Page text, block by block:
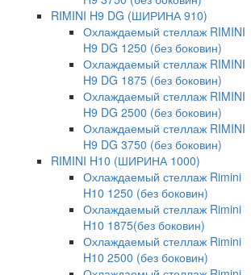
RIMINI H9 DG (ШИРИНА 910)
Охлаждаемый стеллаж RIMINI
H9 DG 1250 (без боковин)
Охлаждаемый стеллаж RIMINI
H9 DG 1875 (без боковин)
Охлаждаемый стеллаж RIMINI
H9 DG 2500 (без боковин)
Охлаждаемый стеллаж RIMINI
H9 DG 3750 (без боковин)
RIMINI H10 (ШИРИНА 1000)
Охлаждаемый стеллаж Rimini
H10 1250 (без боковин)
Охлаждаемый стеллаж Rimini
H10 1875(без боковин)
Охлаждаемый стеллаж Rimini
H10 2500 (без боковин)